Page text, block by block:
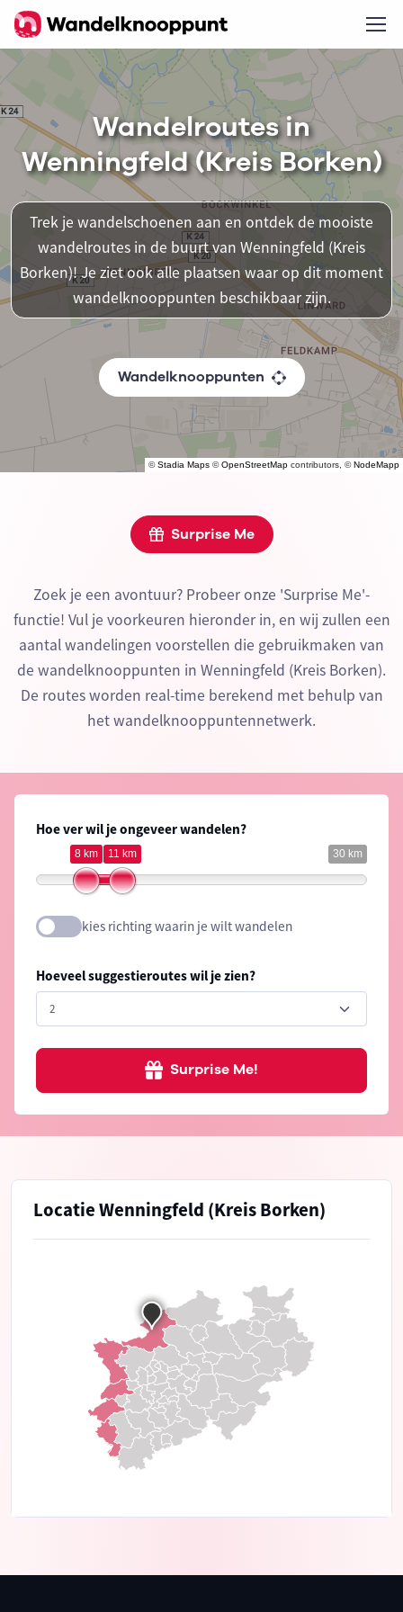
©Stadia Maps ©OpenStreetMap contributors, ©NodeMapp
Wandelroutes in
Wenningfeld (Kreis Borken)
Trek je wandelschoenen aan en ontdek de mooiste
wandelroutes in de buurt van Wenningfeld (Kreis
Borken)! Je ziet ook alle plaatsen waar op dit moment
wandelknooppunten beschikbaar zijn.
Wandelknooppunten
Surprise Me
Zoek je een avontuur? Probeer onze 'Surprise Me'-
functie! Vul je voorkeuren hieronder in, en wij zullen een
aantal wandelingen voorstellen die gebruikmaken van
de wandelknooppunten in Wenningfeld (Kreis Borken).
De routes worden real-time berekend met behulp van
het wandelknooppuntennetwerk.
Hoe ver wil je ongeveer wandelen?
30 km
8 km 11 km
kies richting waarin je wilt wandelen
Hoeveel suggestieroutes wil je zien?
Surprise Me!
Locatie Wenningfeld (Kreis Borken)